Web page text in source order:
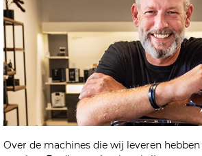
Over de machines die wij leveren